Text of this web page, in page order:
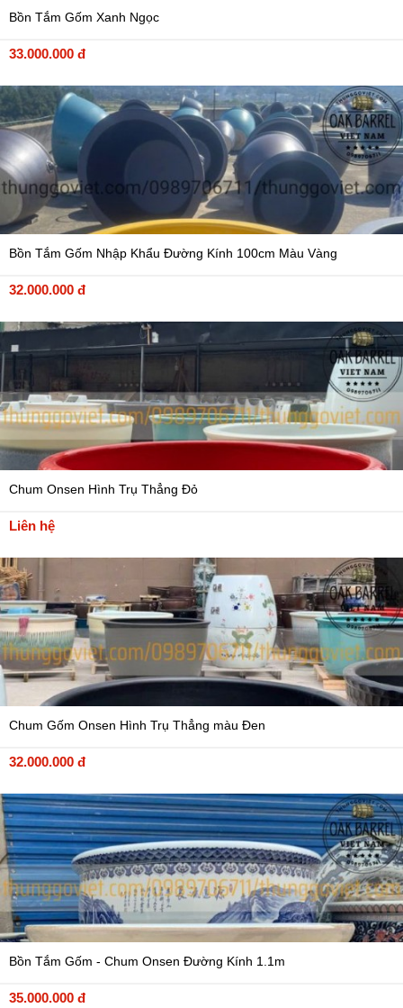
Bồn Tắm Gốm Xanh Ngọc
33.000.000 đ
Bồn Tắm Gốm Nhập Khẩu Đường Kính 100cm Màu Vàng
32.000.000 đ
Chum Onsen Hình Trụ Thẳng Đỏ
Liên hệ
Chum Gốm Onsen Hình Trụ Thẳng màu Đen
32.000.000 đ
Bồn Tắm Gốm - Chum Onsen Đường Kính 1.1m
35.000.000 đ